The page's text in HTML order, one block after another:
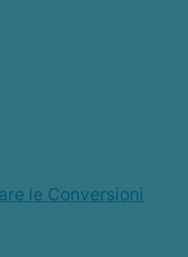
le Conversioni